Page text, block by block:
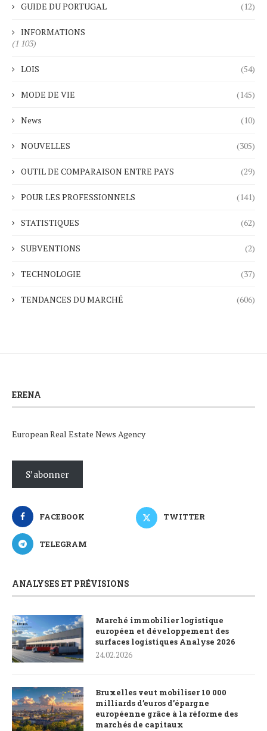
GUIDE DU PORTUGAL (12)
INFORMATIONS
(1 103)
LOIS (54)
MODE DE VIE (145)
News (10)
NOUVELLES (305)
OUTIL DE COMPARAISON ENTRE PAYS (29)
POUR LES PROFESSIONNELS (141)
STATISTIQUES (62)
SUBVENTIONS (2)
TECHNOLOGIE (37)
TENDANCES DU MARCHÉ (606)
ERENA
European Real Estate News Agency
S’abonner
FACEBOOK TWITTER
TELEGRAM
ANALYSES ET PRÉVISIONS
Marché immobilier logistique
européen et développement des
surfaces logistiques Analyse 2026
24.02.2026
Bruxelles veut mobiliser 10 000
milliards d’euros d’épargne
européenne grâce à la réforme des
marchés de capitaux